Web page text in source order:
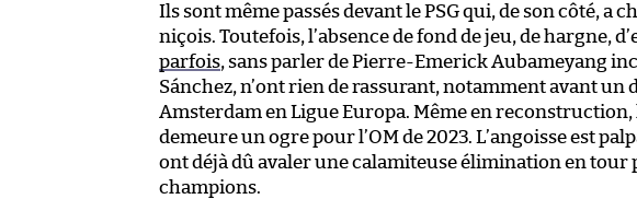
Ils sont même passés devant le PSG qui, de son côté, a
niçois. Toutefois, l’absence de fond de jeu, de hargne,
parfois, sans parler de Pierre-Emerick Aubameyang
Sánchez, n’ont rien de rassurant, notamment avant un
Amsterdam en Ligue Europa. Même en reconstruction,
demeure un ogre pour l’OM de 2023. L’angoisse est
ont déjà dû avaler une calamiteuse élimination en tour
champions.